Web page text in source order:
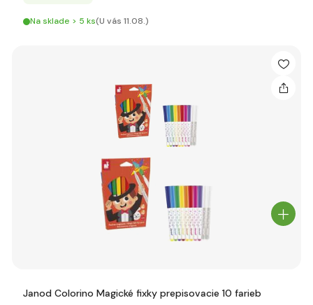
Na sklade > 5 ks(U vás 11.08.)
Janod Colorino Magické fixky prepisovacie 10 farieb